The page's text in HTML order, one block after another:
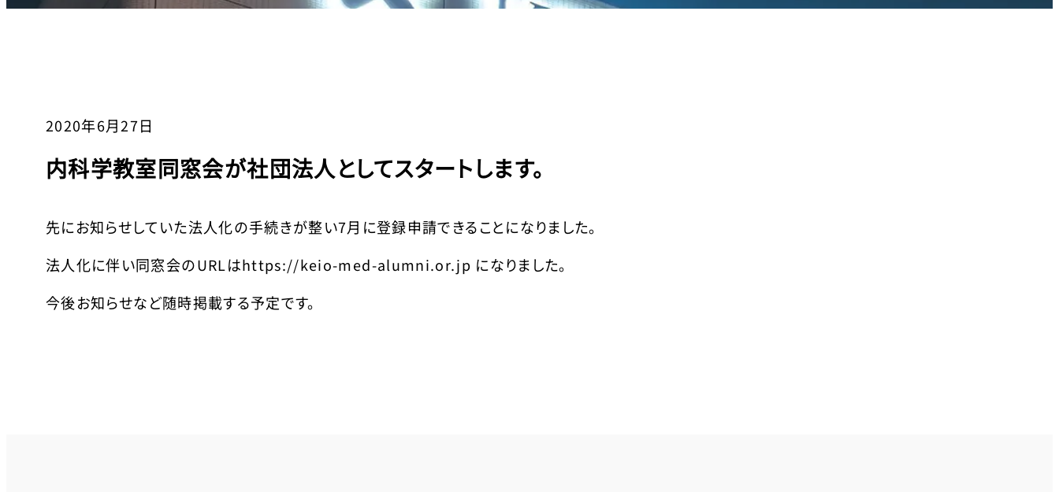
2020年6月27日
内科学教室同窓会が社団法人としてスタートします。
先にお知らせしていた法人化の手続きが整い7月に登録申請できることになりました。
法人化に伴い同窓会のURLはhttps://keio-med-alumni.or.jp になりました。
今後お知らせなど随時掲載する予定です。